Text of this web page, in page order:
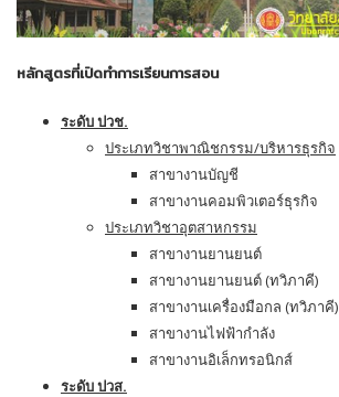
หลักสูตรที่เปิดทำการเรียนการสอน
ระดับ ปวช.
ประเภทวิชาพาณิชกรรม/บริหารธุรกิจ
สาขางานบัญชี
สาขางานคอมพิวเตอร์ธุรกิจ
ประเภทวิชาอุตสาหกรรม
สาขางานยานยนต์
สาขางานยานยนต์ (ทวิภาคี)
สาขางานเครื่องมือกล (ทวิภาคี)
สาขางานไฟฟ้ากำลัง
สาขางานอิเล็กทรอนิกส์
ระดับ ปวส.